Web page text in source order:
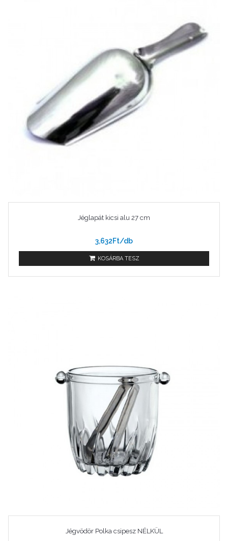
Jéglapát kicsi alu 27 cm
3,632Ft/db
KOSÁRBA TESZ
Jégvödör Polka csipesz NÉLKÜL